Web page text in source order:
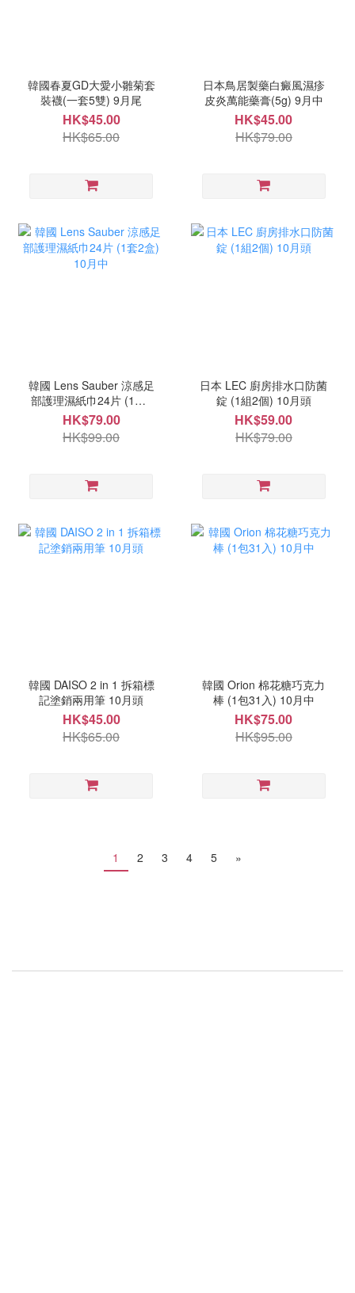
韓國春夏GD大愛小雛菊套
裝襪(一套5雙) 9月尾
HK$45.00
HK$65.00
日本鳥居製藥白癜風濕疹
皮炎萬能藥膏(5g) 9月中
HK$45.00
HK$79.00
韓國 Lens Sauber 涼感足
部護理濕紙巾24片 (1套2
盒) 10月中
HK$79.00
HK$99.00
日本 LEC 廚房排水口防菌
錠 (1組2個) 10月頭
HK$59.00
HK$79.00
韓國 DAISO 2 in 1 拆箱標
記塗銷兩用筆 10月頭
HK$45.00
HK$65.00
韓國 Orion 棉花糖巧克力
棒 (1包31入) 10月中
HK$75.00
HK$95.00
1 2 3 4 5 »